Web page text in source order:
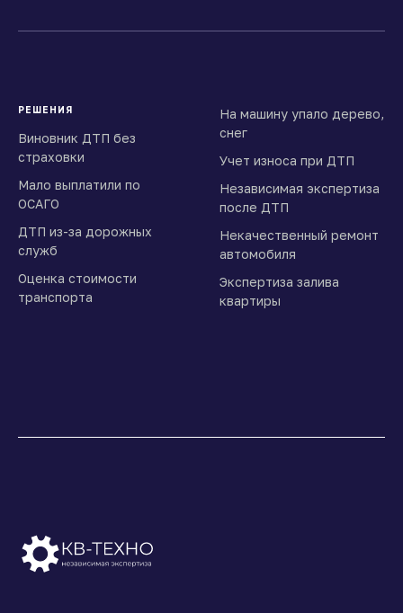
РЕШЕНИЯ
Виновник ДТП без
страховки
Мало выплатили по
ОСАГО
ДТП из-за дорожных
служб
Оценка стоимости
транспорта
На машину упало дерево,
снег
Учет износа при ДТП
Независимая экспертиза
после ДТП
Некачественный ремонт
автомобиля
Экспертиза залива
квартиры